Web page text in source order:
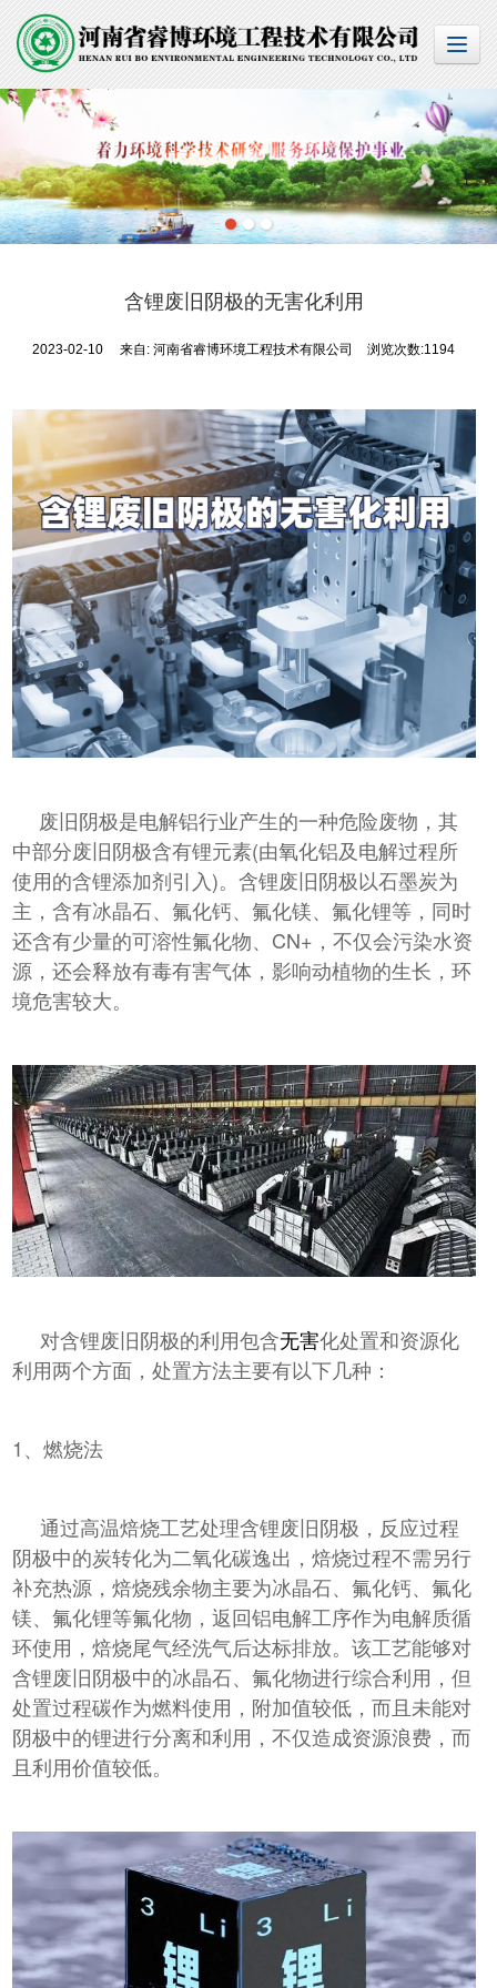
含锂废旧阴极的无害化利用
2023-02-10 来自:河南省睿博环境工程技术有限公司 浏览次数:1194
废旧阴极是电解铝行业产生的一种危险废物，其
中部分废旧阴极含有锂元素(由氧化铝及电解过程所
使用的含锂添加剂引入)。含锂废旧阴极以石墨炭为
主，含有冰晶石、氟化钙、氟化镁、氟化锂等，同时
还含有少量的可溶性氟化物、CN+，不仅会污染水资
源，还会释放有毒有害气体，影响动植物的生长，环
境危害较大。
对含锂废旧阴极的利用包含无害化处置和资源化
利用两个方面，处置方法主要有以下几种：
1、燃烧法
通过高温焙烧工艺处理含锂废旧阴极，反应过程
阴极中的炭转化为二氧化碳逸出，焙烧过程不需另行
补充热源，焙烧残余物主要为冰晶石、氟化钙、氟化
镁、氟化锂等氟化物，返回铝电解工序作为电解质循
环使用，焙烧尾气经洗气后达标排放。该工艺能够对
含锂废旧阴极中的冰晶石、氟化物进行综合利用，但
处置过程碳作为燃料使用，附加值较低，而且未能对
阴极中的锂进行分离和利用，不仅造成资源浪费，而
且利用价值较低。